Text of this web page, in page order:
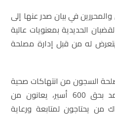
في بيان صدر عنها إلى
الحديدية بمعنويات عالية
له من قبل إدارة مصلحة
السجون من انتهاكات صحية
مستمرة وإهمال طبي متعمد بحق 600 أسير، يعانون من
من يحتاجون لمتابعة ورعاية